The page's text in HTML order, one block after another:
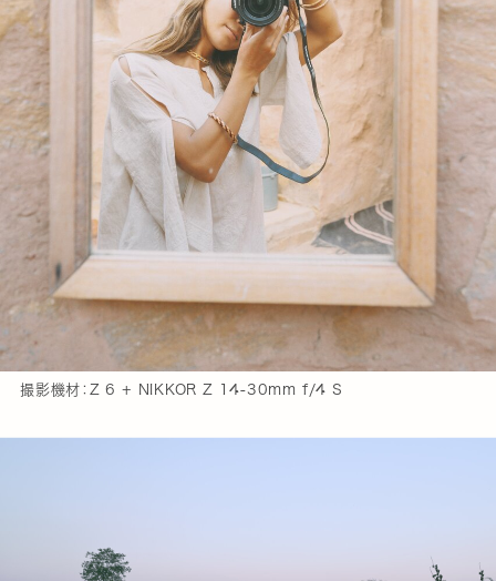
撮影機材：Z 6 + NIKKOR Z 14-30mm f/4 S